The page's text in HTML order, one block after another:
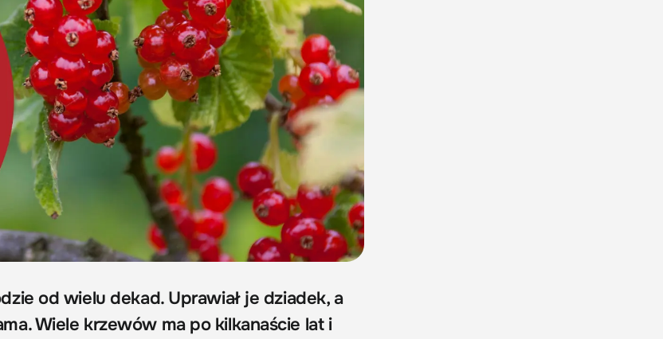
od wielu dekad. Uprawiał je dziadek, a
Wiele krzewów ma po kilkanaście lat i